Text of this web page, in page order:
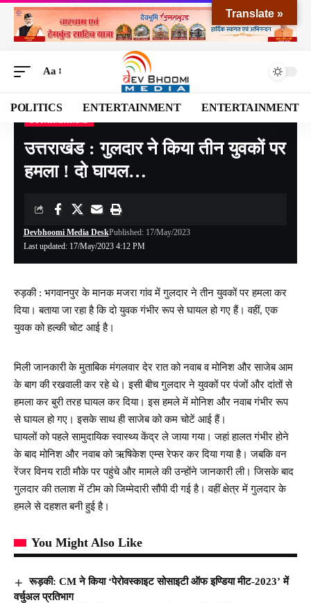
Aa
POLITICS ENTERTAINMENT ENTERTAINMENT
Devbhoomi Media Blog>NATIONAL>UTTARAKHAND >उत्तराखंड : गुलदार ने किया तीन युवकों पर हमला ! दो घायल…
उत्तराखंड : गुलदार ने किया तीन युवकों पर
हमला ! दो घायल…
Last updated: 17/May/2023 4:12 PM
Devbhoomi Media DeskPublished: 17/May/2023
रुड़की : भगवानपुर के मानक मजरा गांव में गुलदार ने तीन युवकों पर हमला कर
दिया। बताया जा रहा है कि दो युवक गंभीर रूप से घायल हो गए हैं। वहीं, एक
युवक को हल्की चोट आई है।
मिली जानकारी के मुताबिक मंगलवार देर रात को नवाब व मोनिश और साजेब आम
के बाग की रखवाली कर रहे थे। इसी बीच गुलदार ने युवकों पर पंजों और दांतों से
हमला कर बुरी तरह घायल कर दिया। इस हमले में मोनिश और नवाब गंभीर रूप
से घायल हो गए। इसके साथ ही साजेब को कम चोटें आई हैं।
घायलों को पहले सामुदायिक स्वास्थ्य केंद्र ले जाया गया। जहां हालत गंभीर होने
के बाद मोनिश और नवाब को ऋषिकेश एम्स रेफर कर दिया गया है। जबकि वन
रेंजर विनय राठी मौके पर पहुंचे और मामले की उन्होंने जानकारी ली। जिसके बाद
गुलदार की तलाश में टीम को जिम्मेदारी सौंपी दी गई है। वहीं क्षेत्र में गुलदार के
हमले से दहशत बनी हुई है।
You Might Also Like
रूड़की: CM ने किया ‘पेरोवस्काइट सोसाइटी ऑफ इण्डिया मीट-2023’ में
वर्चुअल प्रतिभाग
Translate »